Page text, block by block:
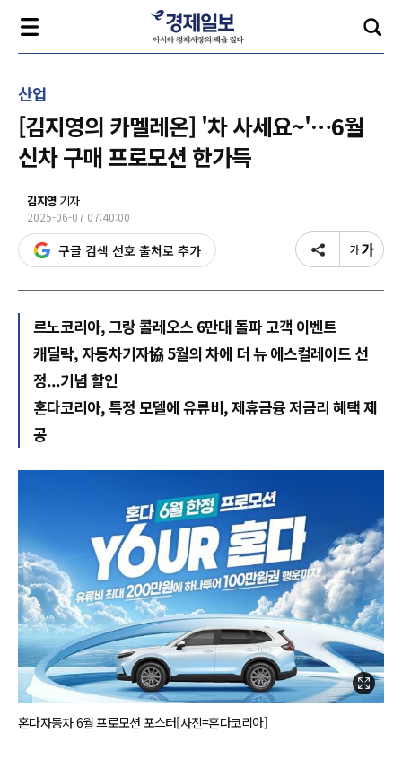
산업
[김지영의 카멜레온] '차 사세요~'…6월
신차 구매 프로모션 한가득
김지영 기자
2025-06-07 07:40:00
구글 검색 선호 출처로 추가
르노코리아, 그랑 콜레오스 6만대 돌파 고객 이벤트
캐딜락, 자동차기자協 5월의 차에 더 뉴 에스컬레이드 선
정...기념 할인
혼다코리아, 특정 모델에 유류비, 제휴금융 저금리 혜택 제
공
혼다자동차 6월 프로모션 포스터[사진=혼다코리아]